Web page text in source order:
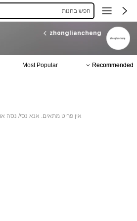
חפש בחנות
zhongliancheng
Recommended
Most Popular
אין פריט מתאים. אנא נסי/ נסה